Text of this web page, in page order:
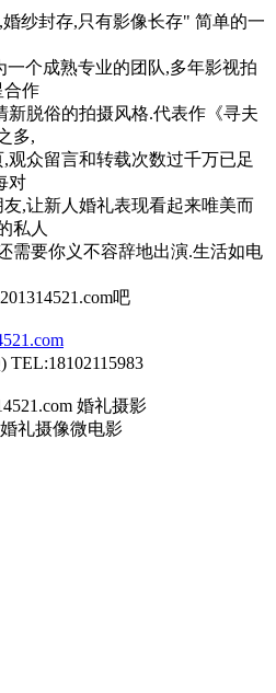
纱封存,只有影像长存" 简单的一
一个成熟专业的团队,多年影视拍
合作
新脱俗的拍摄风格.代表作《寻夫
多,
观众留言和转载次数过千万已足
对
,让新人婚礼表现看起来唯美而
私人
需要你义不容辞地出演.生活如电
吧
TEL:18102115983
婚礼摄影
礼摄像微电影